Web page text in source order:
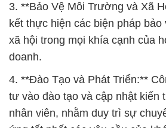
3. **Bảo Vệ Môi Trường và Xã
kết thực hiện các biện pháp
xã hội trong mọi khía cạnh của
doanh.
4. **Đào Tạo và Phát Triển:**
tư vào đào tạo và cập nhật kiến
nhân viên, nhằm duy trì sự